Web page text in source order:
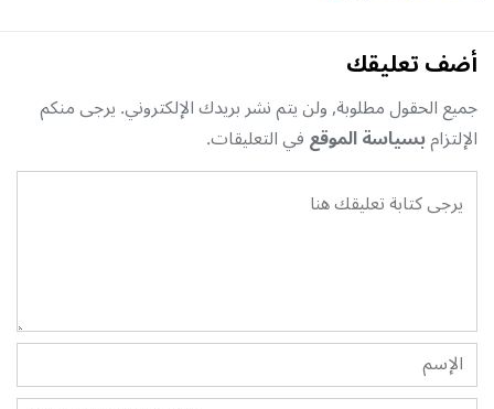
أضف تعليقك
جميع الحقول مطلوبة, ولن يتم نشر بريدك الإلكتروني. يرجى منكم
الإلتزامبسياسة الموقعفي التعليقات.